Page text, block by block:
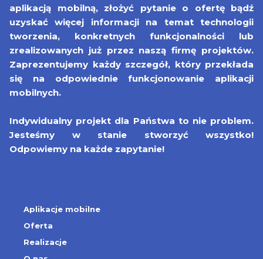
aplikacją mobilną, złożyć pytanie o ofertę bądź
uzyskać więcej informacji na temat technologii
tworzenia, konkretnych funkcjonalności lub
zrealizowanych już przez naszą firmę projektów.
Zaprezentujemy każdy szczegół, który przekłada
się na odpowiednie funkcjonowanie aplikacji
mobilnych.
Indywidualny projekt dla Państwa to nie problem.
Jesteśmy w stanie stworzyć wszystko!
Odpowiemy na każde zapytanie!
Aplikacje mobilne
Oferta
Realizacje